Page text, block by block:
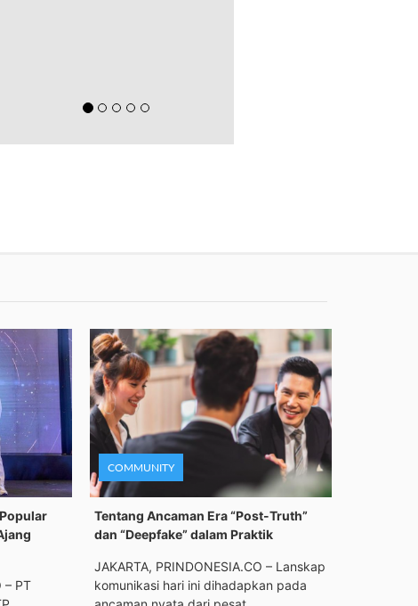
– PT
COMMUNITY
Tentang Ancaman Era “Post-Truth”
dan “Deepfake” dalam Praktik
JAKARTA, PRINDONESIA.CO – Lanskap
komunikasi hari ini dihadapkan pada